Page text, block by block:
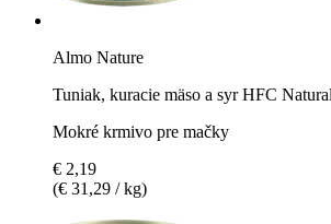
Almo Nature
Tuniak, kuracie mäso a syr HFC
Mokré krmivo pre mačky
€ 2,19
(€ 31,29 / kg)